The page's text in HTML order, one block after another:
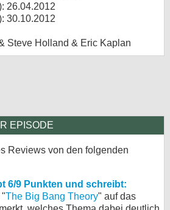
26.04.2012
30.10.2012
Steve Holland & Eric Kaplan
EPISODE
Reviews von den folgenden
6/9 Punkten und schreibt:
The Big Bang Theory" auf das